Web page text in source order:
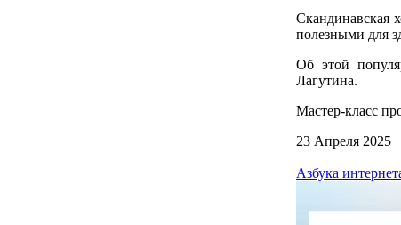
Скандинавская
полезными для
Об этой
Лагутина.
Мастер-класс
23 Апреля 2025
Азбука